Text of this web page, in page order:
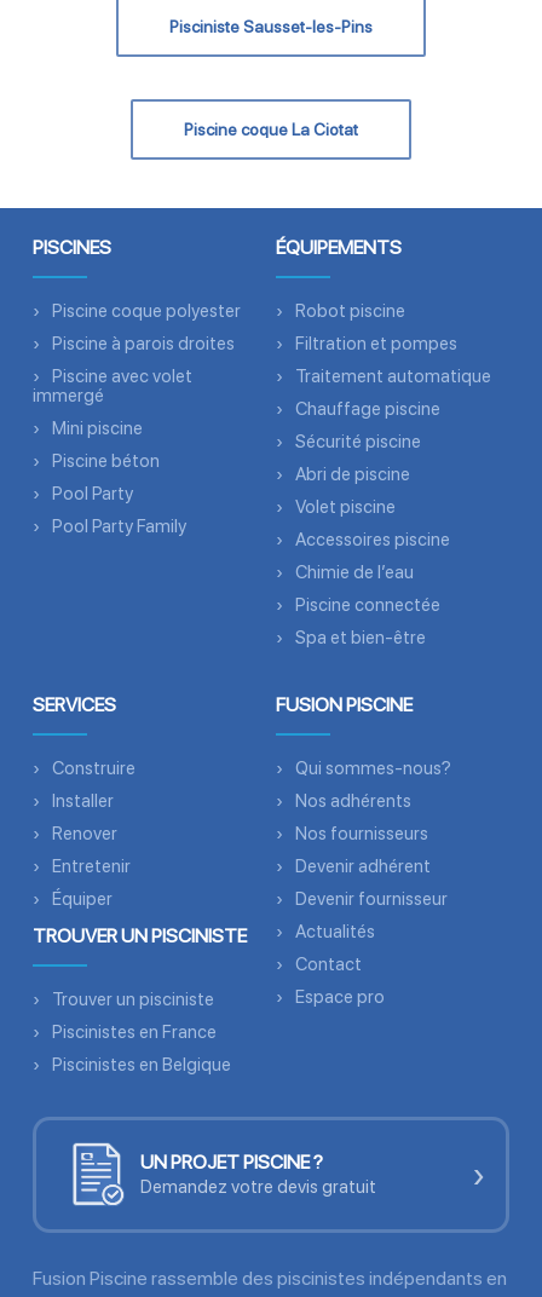
Pisciniste Sausset-les-Pins
Piscine coque La Ciotat
PISCINES
Piscine coque polyester
Piscine à parois droites
Piscine avec volet
immergé
Mini piscine
Piscine béton
Pool Party
Pool Party Family
ÉQUIPEMENTS
Robot piscine
Filtration et pompes
Traitement automatique
Chauffage piscine
Sécurité piscine
Abri de piscine
Volet piscine
Accessoires piscine
Chimie de l’eau
Piscine connectée
Spa et bien-être
SERVICES
Construire
Installer
Renover
Entretenir
Équiper
TROUVER UN PISCINISTE
Trouver un pisciniste
Piscinistes en France
Piscinistes en Belgique
FUSION PISCINE
Qui sommes-nous?
Nos adhérents
Nos fournisseurs
Devenir adhérent
Devenir fournisseur
Actualités
Contact
Espace pro
UN PROJET PISCINE ?
Demandez votre devis gratuit ›
Fusion Piscine rassemble des piscinistes indépendants en